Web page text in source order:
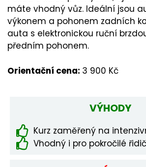
máte vhodný vůz. Ideální jsou
výkonem a pohonem zadních
auta s elektronickou ruční
předním pohonem.
Orientační cena: 3 900 Kč
VÝHODY
Kurz zaměřený na
Vhodný i pro pokročilé